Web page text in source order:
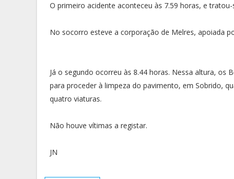
O primeiro acidente aconteceu às 7.59 horas, e
No socorro esteve a corporação de Melres, apoiada
Já o segundo ocorreu às 8.44 horas. Nessa altura, os
para proceder à limpeza do pavimento, em Sobrido,
quatro viaturas.
Não houve vítimas a registar.
JN